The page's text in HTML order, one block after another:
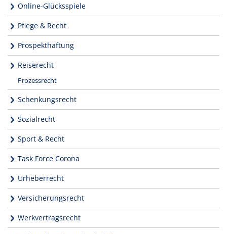
Online-Glücksspiele
Pflege & Recht
Prospekthaftung
Reiserecht
Prozessrecht
Schenkungsrecht
Sozialrecht
Sport & Recht
Task Force Corona
Urheberrecht
Versicherungsrecht
Werkvertragsrecht